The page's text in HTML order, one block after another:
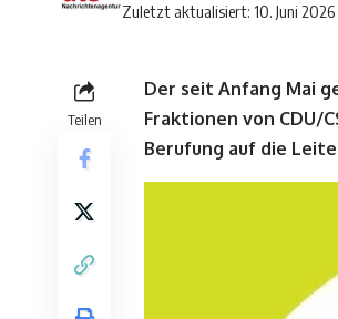
Zuletzt aktualisiert: 10. Juni 2026
Teilen
Der seit Anfang Mai
Fraktionen von CDU/
Berufung auf die